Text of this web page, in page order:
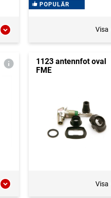
POPULÄR
Visa
1123 antennfot oval
FME
Visa